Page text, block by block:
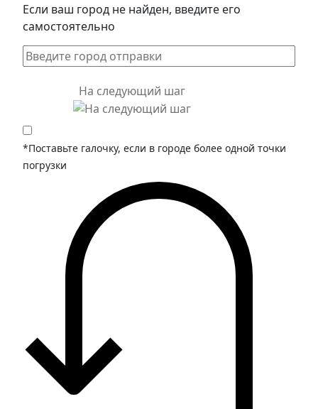
Если ваш город не найден, введите его
самостоятельно
На следующий шаг
*Поставьте галочку, если в городе более одной точки
погрузки